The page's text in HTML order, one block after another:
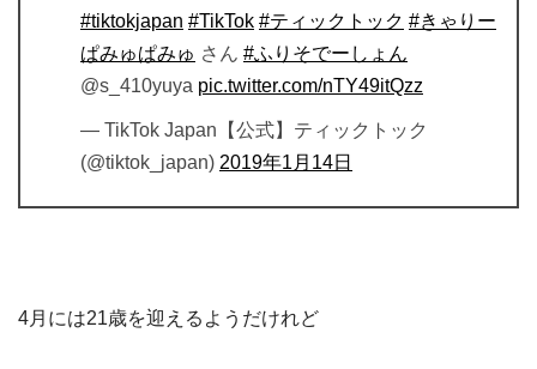
#tiktokjapan #TikTok #ティックトック #きゃりー
ぱみゅぱみゅ さん #ふりそでーしょん
@s_410yuya pic.twitter.com/nTY49itQzz
— TikTok Japan【公式】ティックトック
(@tiktok_japan) 2019年1月14日
4月には21歳を迎えるようだけれど